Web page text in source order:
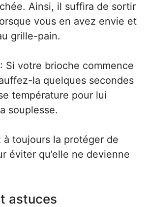
Ainsi, il suffira de sortir
vous en avez envie et
grille-pain.
Si votre brioche commence
la quelques secondes
température pour lui
souplesse.
à toujours la protéger de
éviter qu’elle ne devienne
astuces